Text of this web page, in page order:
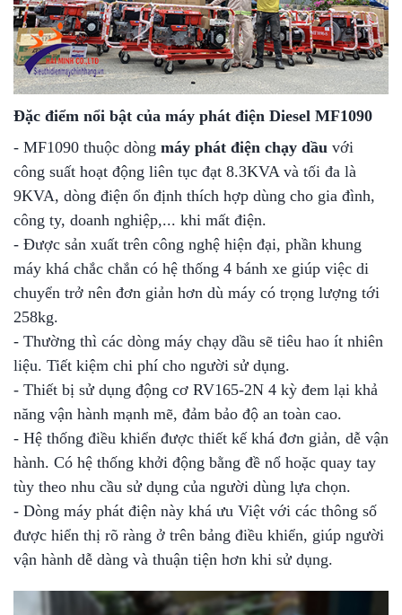
Đặc điểm nổi bật của máy phát điện Diesel MF1090
- MF1090 thuộc dòng máy phát điện chạy dầu với
công suất hoạt động liên tục đạt 8.3KVA và tối đa là
9KVA, dòng điện ổn định thích hợp dùng cho gia đình,
công ty, doanh nghiệp,... khi mất điện.
- Được sản xuất trên công nghệ hiện đại, phần khung
máy khá chắc chắn có hệ thống 4 bánh xe giúp việc di
chuyển trở nên đơn giản hơn dù máy có trọng lượng tới
258kg.
- Thường thì các dòng máy chạy dầu sẽ tiêu hao ít nhiên
liệu. Tiết kiệm chi phí cho người sử dụng.
- Thiết bị sử dụng động cơ RV165-2N 4 kỳ đem lại khả
năng vận hành mạnh mẽ, đảm bảo độ an toàn cao.
- Hệ thống điều khiển được thiết kế khá đơn giản, dễ vận
hành. Có hệ thống khởi động bằng đề nổ hoặc quay tay
tùy theo nhu cầu sử dụng của người dùng lựa chọn.
- Dòng máy phát điện này khá ưu Việt với các thông số
được hiển thị rõ ràng ở trên bảng điều khiển, giúp người
vận hành dễ dàng và thuận tiện hơn khi sử dụng.